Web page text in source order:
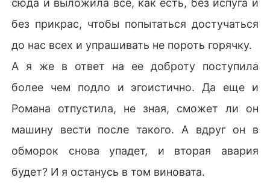
сюда и выложила все, как есть, без испуга и
без прикрас, чтобы попытаться достучаться
до нас всех и упрашивать не пороть горячку.
А я же в ответ на ее доброту поступила
более чем подло и эгоистично. Да еще и
Романа отпустила, не зная, сможет ли он
машину вести после такого. А вдруг он в
обморок снова упадет, и вторая авария
будет? И я останусь в том виновата.